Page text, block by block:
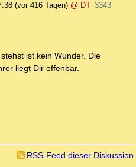
(vor 416 Tagen) @ DT 3343
ist kein Wunder. Die
liegt Dir offenbar.
RSS-Feed dieser Diskussion